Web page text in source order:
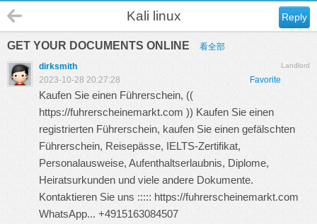
Reply
Kali linux
GET YOUR DOCUMENTS ONLINE 看全部
Landlord
dirksmith
Favorite
2023-10-28 20:27:28
Kaufen Sie einen Führerschein, ((
https://fuhrerscheinemarkt.com )) Kaufen Sie einen
registrierten Führerschein, kaufen Sie einen gefälschten
Führerschein, Reisepässe, IELTS-Zertifikat,
Personalausweise, Aufenthaltserlaubnis, Diplome,
Heiratsurkunden und viele andere Dokumente.
Kontaktieren Sie uns ::::: https://fuhrerscheinemarkt.com
WhatsApp... +4915163084507